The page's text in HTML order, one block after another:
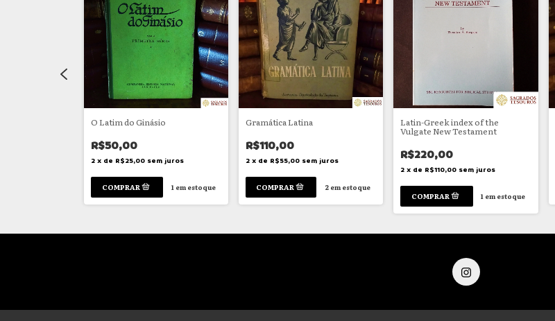
O Latim do Ginásio
R$50,00
2 x de R$25,00 sem juros
1em estoque
Gramática Latina
R$110,00
2 x de R$55,00 sem juros
2em estoque
Latin-Greek index of the
Vulgate New Testament
R$220,00
2 x de R$110,00 sem juros
1 em estoque